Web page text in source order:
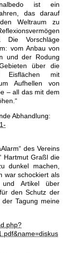
ist ein
das darauf
Weltraum zu
Die Vorschläge
vom Anbau von
und der Rodung
über die
Eisflächen mit
Aufhellen von
– all das mit dem
Abhandlung:
des Vereins
Hartmut Graßl die
dunkel machen,
war schockiert als
Artikel über
den Schutz der
Tagung meine